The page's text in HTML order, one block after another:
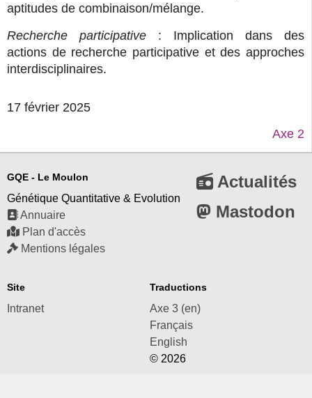
aptitudes de combinaison/mélange.
Recherche participative : Implication dans des
actions de recherche participative et des approches
interdisciplinaires.
17 février 2025
Axe 2
GQE - Le Moulon
Génétique Quantitative & Evolution
Annuaire
Plan d'accès
Mentions légales
Actualités
Mastodon
Site
Intranet
Traductions
Axe 3 (en)
Français
English
© 2026